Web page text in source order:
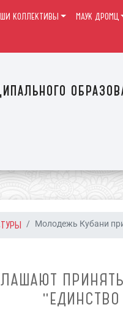
КОЛЛЕКТИВЫ МАУК ДРОМЦ
Молодежь Кубани